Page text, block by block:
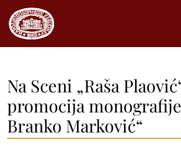
Na Sceni „Raša
promocija
Branko Marković“